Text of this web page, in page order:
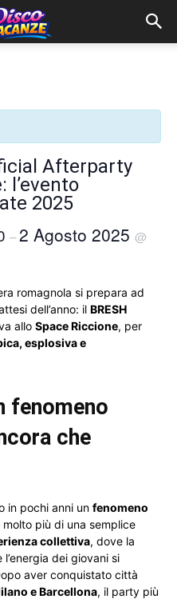
Afterparty
l’evento
2025
–2 Agosto 2025 @
romagnola si prepara ad
dell’anno: il BRESH
allo Space Riccione, per
esplosiva e
fenomeno
che
in pochi anni un fenomeno
molto più di una semplice
collettiva, dove la
dei giovani si
aver conquistato città
e Barcellona, il party più